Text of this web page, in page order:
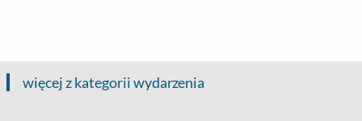
więcej z kategorii wydarzenia